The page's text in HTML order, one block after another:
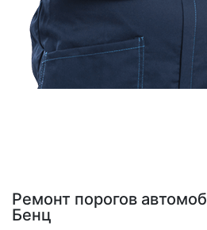
Ремонт порогов
Бенц